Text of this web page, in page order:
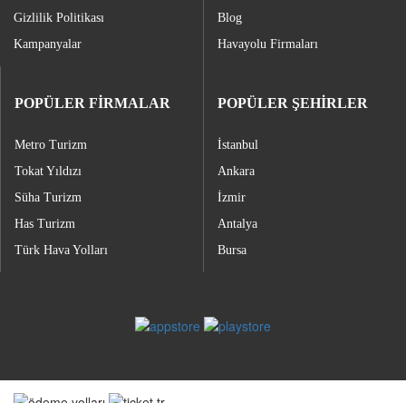
Gizlilik Politikası
Kampanyalar
Blog
Havayolu Firmaları
POPÜLER FİRMALAR
Metro Turizm
Tokat Yıldızı
Süha Turizm
Has Turizm
Türk Hava Yolları
POPÜLER ŞEHİRLER
İstanbul
Ankara
İzmir
Antalya
Bursa